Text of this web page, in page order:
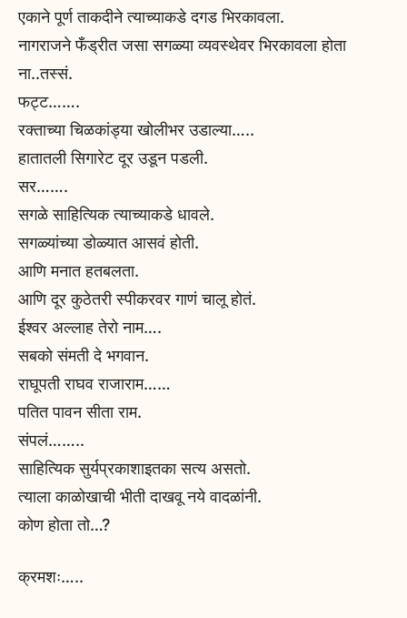
एकाने पूर्ण ताकदीने त्याच्याकडे दगड भिरकावला.
नागराजने फँड्रीत जसा सगळ्या व्यवस्थेवर भिरकावला होता
ना..तस्सं.
फट्ट…….
रक्ताच्या चिळकांड्या खोलीभर उडाल्या…..
हातातली सिगारेट दूर उडून पडली.
सर…….
सगळे साहित्यिक त्याच्याकडे धावले.
सगळ्यांच्या डोळ्यात आसवं होती.
आणि मनात हतबलता.
आणि दूर कुठेतरी स्पीकरवर गाणं चालू होतं.
ईश्वर अल्लाह तेरो नाम….
सबको संमती दे भगवान.
राघूपती राघव राजाराम……
पतित पावन सीता राम.
संपलं……..
साहित्यिक सुर्यप्रकाशाइतका सत्य असतो.
त्याला काळोखाची भीती दाखवू नये वादळांनी.
कोण होता तो…?
क्रमशः…..